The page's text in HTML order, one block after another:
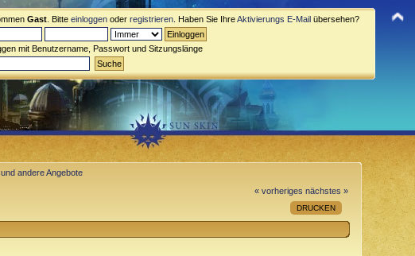
Gast . Bitte einloggen oder registrieren . Haben Sie IhreAktivierungs E-Mail übersehen?
mit Benutzername, Passwort und Sitzungslänge
andere Angebote
« vorheriges nächstes »
DRUCKEN